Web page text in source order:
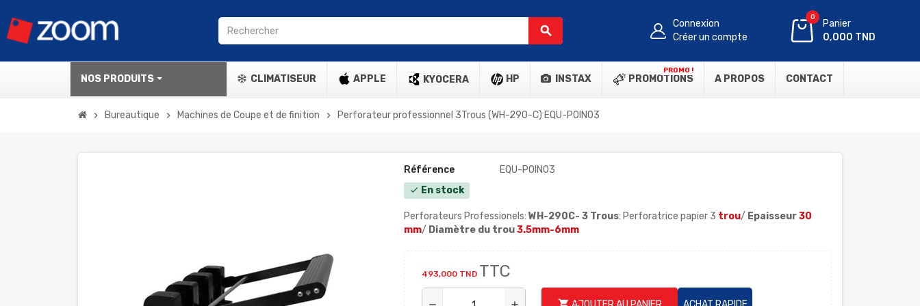
search
Connexion
Créer un compte
0
Panier
0,000 TND
NOS PRODUITS CLIMATISEUR APPLE KYOCERA HP INSTAX PROMOTIONS
PROMO !
A PROPOS CONTACT
chevron_right Bureautique chevron_right Machines de Coupe et de finition chevron_right Perforateur professionnel 3Trous (WH-290-C) EQU-POIN03
Référence EQU-POIN03
check En stock
Perforateurs Professionels: WH-290C- 3 Trous: Perforatrice papier 3 trou/ Epaisseur30
mm/ Diamètre du trou3.5mm-6mm
493,000 TND TTC
shopping_cart